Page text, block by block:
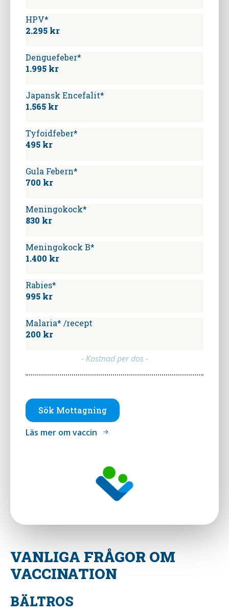
HPV*
2.295 kr
Denguefeber*
1.995 kr
Japansk Encefalit*
1.565 kr
Tyfoidfeber*
495 kr
Gula Febern*
700 kr
Meningokock*
830 kr
Meningokock B*
1.400 kr
Rabies*
995 kr
Malaria* /recept
200 kr
- Kostnad per dos -
Sök Mottagning
Läs mer om vaccin
VANLIGA FRÅGOR OM
VACCINATION
BÄLTROS